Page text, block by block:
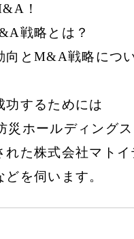
！
戦略とは？
とM&A戦略につ
するためには
災ホールディングス
た株式会社マト
を伺います。